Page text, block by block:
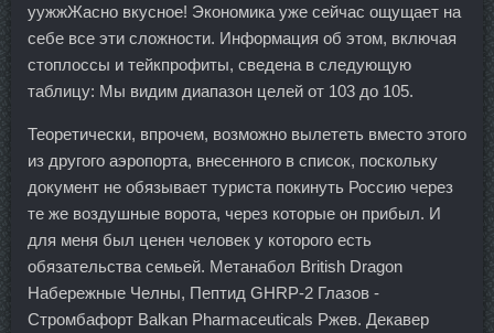
уужжЖасно вкусное! Экономика уже сейчас ощущает на
себе все эти сложности. Информация об этом, включая
стоплоссы и тейкпрофиты, сведена в следующую
таблицу: Мы видим диапазон целей от 103 до 105.
Теоретически, впрочем, возможно вылететь вместо этого
из другого аэропорта, внесенного в список, поскольку
документ не обязывает туриста покинуть Россию через
те же воздушные ворота, через которые он прибыл. И
для меня был ценен человек у которого есть
обязательства семьей. Метанабол British Dragon
Набережные Челны, Пептид GHRP-2 Глазов -
Стромбафорт Balkan Pharmaceuticals Ржев. Декавер